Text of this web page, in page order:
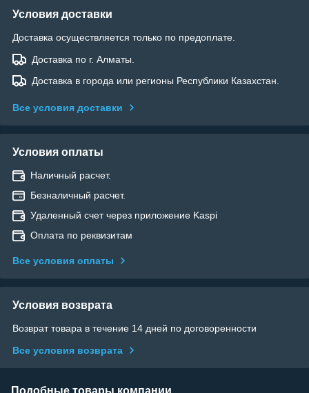
Условия доставки
Доставка осуществляется только по предоплате.
Доставка по г. Алматы.
Доставка в города или регионы Республики Казахстан.
Все условия доставки
Условия оплаты
Наличный расчет.
Безналичный расчет.
Удаленный счет через приложение Kaspi
Оплата по реквизитам
Все условия оплаты
Условия возврата
Возврат товара в течение 14 дней по договоренности
Все условия возврата
Подобные товары компании